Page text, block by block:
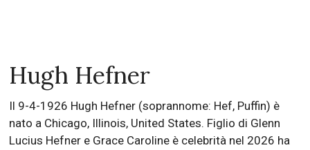
Hugh Hefner
Il 9-4-1926 Hugh Hefner (soprannome: Hef, Puffin) è
nato a Chicago, Illinois, United States. Figlio di Glenn
Lucius Hefner e Grace Caroline è celebrità nel 2026 ha